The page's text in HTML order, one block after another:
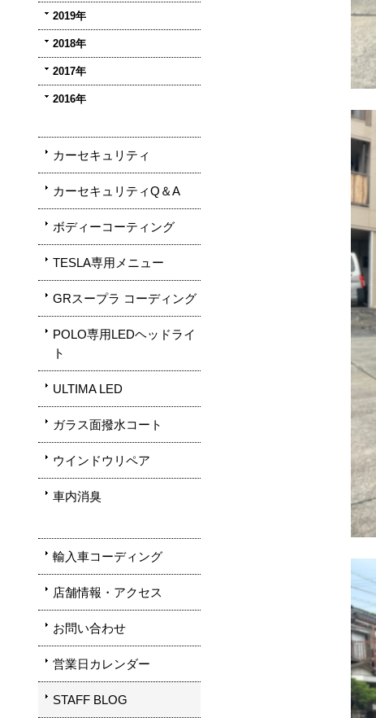
2019年
2018年
2017年
2016年
カーセキュリティ
カーセキュリティQ＆A
ボディーコーティング
TESLA専用メニュー
GRスープラ コーディング
POLO専用LEDヘッドライ
ト
ULTIMA LED
ガラス面撥水コート
ウインドウリペア
車内消臭
輸入車コーディング
店舗情報・アクセス
お問い合わせ
営業日カレンダー
STAFF BLOG